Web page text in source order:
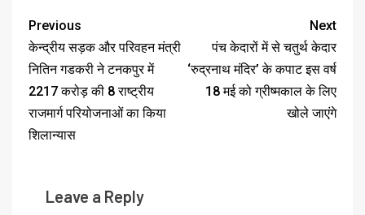
Previous
केन्द्रीय सड़क और परिवहन मंत्री
नितिन गडकरी ने टनकपुर में
2217 करोड़ की 8 राष्ट्रीय
राजमार्ग परियोजनाओं का किया
शिलान्यास
Next
पंच केदारों में से चतुर्थ केदार
‘रुद्रनाथ मंदिर’ के कपाट इस वर्ष
18 मई को ग्रीष्मकाल के लिए
खोले जाएंगे
Leave a Reply